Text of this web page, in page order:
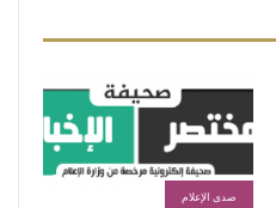
صدى الإعلام